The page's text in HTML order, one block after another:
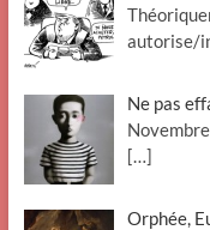
autorise/
Ne pas
[…]
Orphée,